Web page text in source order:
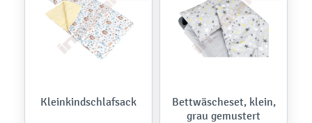
Kleinkindschlafsack
Bettwäscheset, klein,
grau gemustert